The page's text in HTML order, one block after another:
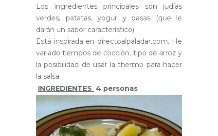
Los ingredientes principales son judías
verdes, patatas, yogur y pasas (que le
darán un sabor característico).
Está inspirada en directoalpaladar.com. He
variado tiempos de cocción, tipo de arroz y
la posibilidad de usar la thermo para hacer
la salsa.
INGREDIENTES 4 personas